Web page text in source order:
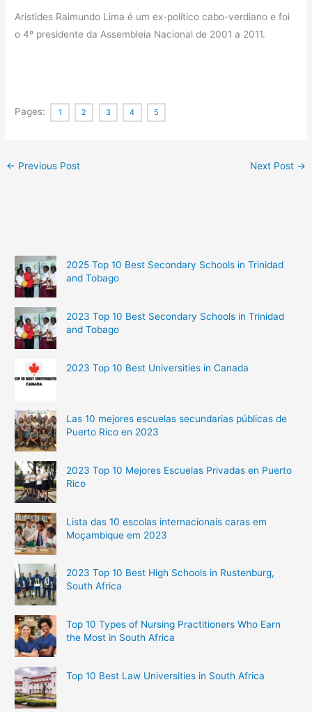
Aristides Raimundo Lima é um ex-político cabo-verdiano e foi
o 4º presidente da Assembleia Nacional de 2001 a 2011.
Pages: 1 2 3 4 5
← Previous Post Next Post →
2025 Top 10 Best Secondary Schools in Trinidad
and Tobago
2023 Top 10 Best Secondary Schools in Trinidad
and Tobago
2023 Top 10 Best Universities in Canada
Las 10 mejores escuelas secundarias públicas de
Puerto Rico en 2023
2023 Top 10 Mejores Escuelas Privadas en Puerto
Rico
Lista das 10 escolas internacionais caras em
Moçambique em 2023
2023 Top 10 Best High Schools in Rustenburg,
South Africa
Top 10 Types of Nursing Practitioners Who Earn
the Most in South Africa
Top 10 Best Law Universities in South Africa